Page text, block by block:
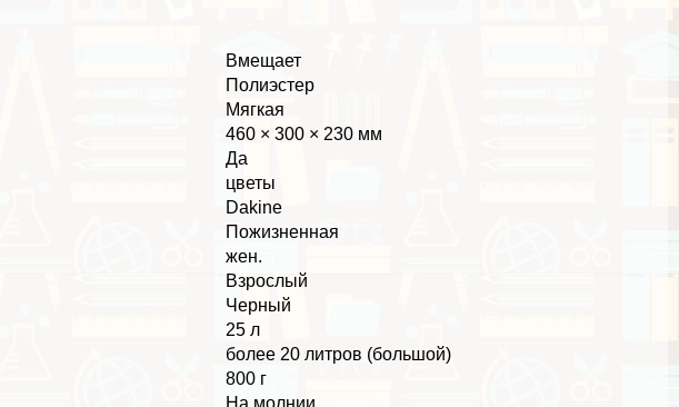
Вмещает
Полиэстер
Мягкая
460 × 300 × 230 мм
Да
цветы
Dakine
Пожизненная
жен.
Взрослый
Черный
25 л
более 20 литров (большой)
800 г
На молнии